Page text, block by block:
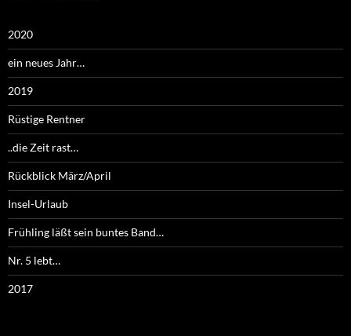
2020
ein neues Jahr…
2019
Rüstige Rentner
..die Zeit rast…
Rückblick März/April
Insel-Urlaub
Frühling läßt sein buntes Band…
Nr. 5 lebt…
2017